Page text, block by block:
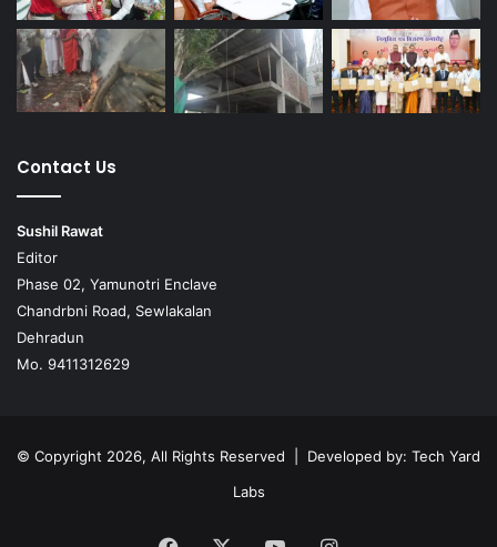
Contact Us
Sushil Rawat
Editor
Phase 02, Yamunotri Enclave
Chandrbni Road, Sewlakalan
Dehradun
Mo. 9411312629
© Copyright 2026, All Rights Reserved | Developed by: Tech Yard
Labs